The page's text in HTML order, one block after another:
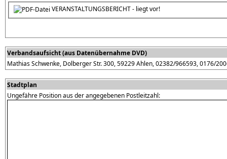
VERANSTALTUNGSBERICHT - liegt vor!
Verbandsaufsicht (aus Datenübernahme DVD)
Mathias Schwenke, Dolberger Str. 300, 59229 Ahlen, 02382/966593, 0176/
Stadtplan
Ungefähre Position aus der angegebenen Postleitzahl: